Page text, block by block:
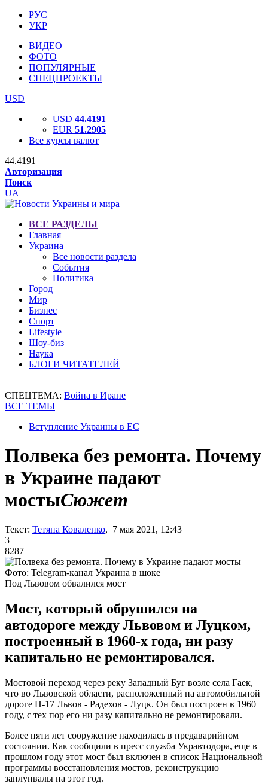
РУС
УКР
ВИДЕО
ФОТО
ПОПУЛЯРНЫЕ
СПЕЦПРОЕКТЫ
USD
USD 44.4191
EUR 51.2905
Все курсы валют
44.4191
Авторизация
Поиск
UA
ВСЕ РАЗДЕЛЫ
Главная
Украина
Все новости раздела
События
Политика
Город
Мир
Бизнес
Спорт
Lifestyle
Шоу-биз
Наука
БЛОГИ ЧИТАТЕЛЕЙ
СПЕЦТЕМА: Война в Иране
ВСЕ ТЕМЫ
Вступление Украины в ЕС
Полвека без ремонта. Почему
в Украине падают
мостыСюжет
Текст: Тетяна Коваленко, 7 мая 2021, 12:43
3
8287
Фото: Telegram-канал Украина в шоке
Под Львовом обвалился мост
Мост, который обрушился на
автодороге между Львовом и Луцком,
построенный в 1960-х года, ни разу
капитально не ремонтировался.
Мостовой переход через реку Западный Буг возле села Гаек,
что во Львовской области, расположенный на автомобильной
дороге Н-17 Львов - Радехов - Луцк. Он был построен в 1960
году, с тех пор его ни разу капитально не ремонтировали.
Более пяти лет сооружение находилась в предаварийном
состоянии. Как сообщили в пресс служба Укравтодора, еще в
прошлом году этот мост был включен в список Национальной
программы восстановления мостов, реконструкцию
заплунвалы на этот год.